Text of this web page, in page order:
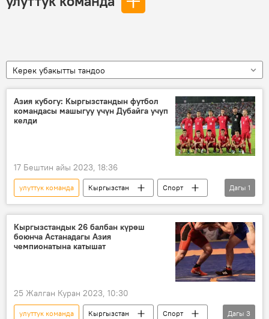
Керек убакытты тандоо
Азия кубогу: Кыргызстандын футбол
командасы машыгуу үчүн Дубайга учуп
келди
17 Бештин айы 2023, 18:36
улуттук команда Кыргызстан
Спорт
футбол
Дагы 1
Кыргызстандык 26 балбан күрөш
боюнча Астанадагы Азия
чемпионатына катышат
25 Жалган Куран 2023, 10:30
улуттук команда Кыргызстан
Спорт
Дагы 3